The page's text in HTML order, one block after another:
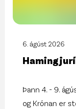
6. ágúst 2026
Þann 4. - 9.
og Krónan er